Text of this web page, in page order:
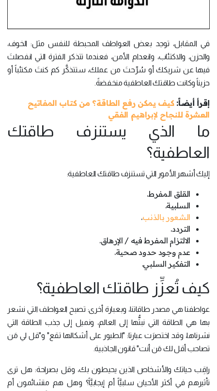
في المقابل، توجد بعض العواطف المحبطة للنفس مثل: الخوف،
والحزن، والاكتئاب، وانعدام الأمن، فعندما تتذكر الفترة التي انفصلتَ
فيها عن شريكك أو سُرِّحتَ من عملك، ستتذكَّر كم كنتَ مكتئباً أو
حزيناً وكانت طاقتك العاطفية منخفضةً.
إقرأ أيضاً:كيف يمكن رفع الطاقة؟ من كتاب المفاتيح
العشرة للنجاح لإبراهيم الفقي
ما الذي يستنزف طاقتك
العاطفية؟
إليك أشهر الأمور التي تستنزف طاقتك العاطفية:
القلق المفرط.
السلبية.
الشعور بالذنب.
التردد.
الالتزام المفرط فيه / الإرهاق.
عدم وجود حدود صحية.
التفكير السلبي.
كيف تُعزِّز طاقتك العاطفية؟
عواطفنا هي مصدر طاقاتنا، وبعبارة أخرى: تصبح العواطف التي نشعر
بها هي الطاقة التي نبثُّها إلى العالم، ونميل إلى جذب الطاقة التي
نشرناها، وقد اختصرَت عبارتا: "الطيور على أشكالها تقع" و"قل لي مَن
تصاحب أقل لك مَن أنت" قانون الجاذبية.
راقِب حياتك والأشخاص الذين يحيطون بك، وقل بصراحة: هل ترى
تأثيرهم في أكثر الأحيان سلبيَّاً أم إيجابيَّاً؟ وهل هم متشائمون أم